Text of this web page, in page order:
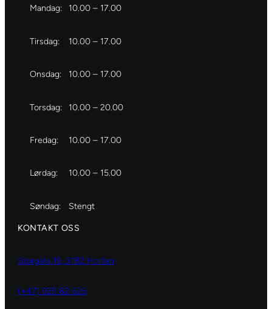
Mandag: 10.00 – 17.00
Tirsdag: 10.00 – 17.00
Onsdag: 10.00 – 17.00
Torsdag: 10.00 – 20.00
Fredag: 10.00 – 17.00
Lørdag: 10.00 – 15.00
Søndag: Stengt
KONTAKT OSS
Storgata 19, 3182 Horten
(+47) 929 82 626